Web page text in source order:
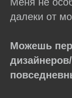
далеки от
Можешь